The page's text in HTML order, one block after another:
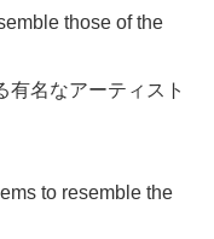
those of the
有名なアーティスト
to resemble the